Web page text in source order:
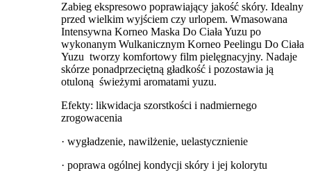
Zabieg ekspresowo poprawiający jakość skóry. Idealny
przed wielkim wyjściem czy urlopem. Wmasowana
Intensywna Korneo Maska Do Ciała Yuzu po
wykonanym Wulkanicznym Korneo Peelingu Do Ciała
Yuzu tworzy komfortowy film pielęgnacyjny. Nadaje
skórze ponadprzeciętną gładkość i pozostawia ją
otuloną świeżymi aromatami yuzu.
Efekty: likwidacja szorstkości i nadmiernego
zrogowacenia
· wygładzenie, nawilżenie, uelastycznienie
· poprawa ogólnej kondycji skóry i jej kolorytu